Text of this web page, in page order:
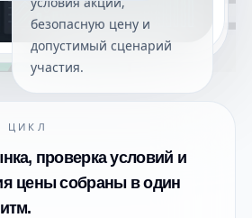
безопасную цену и
допустимый сценарий
участия.
ЦИКЛ
проверка условий и
цены собраны в один